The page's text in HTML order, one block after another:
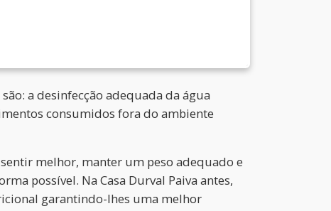
a desinfecção adequada da água
consumidos fora do ambiente
melhor, manter um peso adequado e
possível. Na Casa Durval Paiva antes,
garantindo-lhes uma melhor